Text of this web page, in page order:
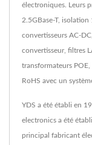
électroniques. Leurs
2.5GBase-T, isolation
convertisseurs AC-
convertisseur, filtres
transformateurs
RoHS avec un
YDS a été établi en
electronics a été
principal fabricant